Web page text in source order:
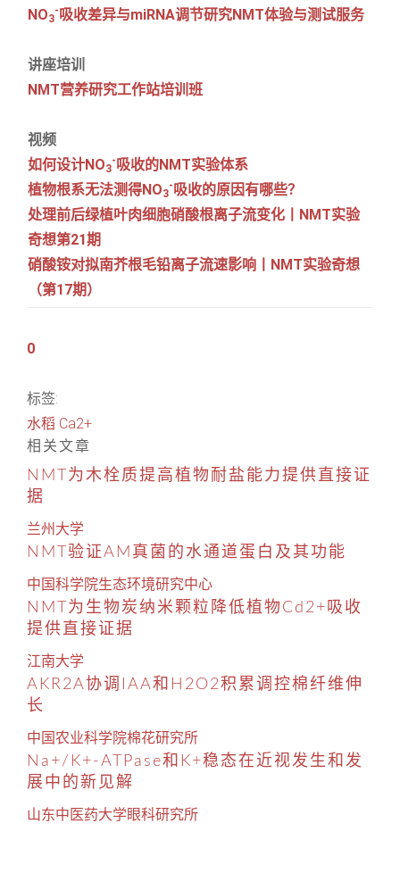
NO3
-吸收差异与miRNA调节研究NMT体验与测试服务
讲座培训
NMT营养研究工作站培训班
视频
如何设计NO3
-吸收的NMT实验体系
植物根系无法测得NO3
-吸收的原因有哪些？
处理前后绿植叶肉细胞硝酸根离子流变化丨NMT实验
奇想第21期
硝酸铵对拟南芥根毛铅离子流速影响丨NMT实验奇想
（第17期）
0
标签:
水稻 Ca2+
相关文章
NMT为木栓质提高植物耐盐能力提供直接证
据
兰州大学
NMT验证AM真菌的水通道蛋白及其功能
中国科学院生态环境研究中心
NMT为生物炭纳米颗粒降低植物Cd2+吸收
提供直接证据
江南大学
AKR2A协调IAA和H2O2积累调控棉纤维伸
长
中国农业科学院棉花研究所
Na+/K+-ATPase和K+稳态在近视发生和发
展中的新见解
山东中医药大学眼科研究所